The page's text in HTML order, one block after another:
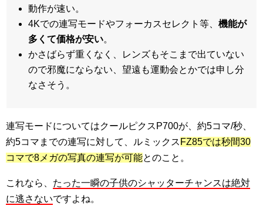
動作が速い。
4Kでの連写モードやフォーカスセレクト等、機能が
多くて価格が安い。
かさばらず重くなく、レンズもそこまで出ていない
ので邪魔にならない、望遠も運動会とかでは申し分
なさそう。
連写モードについてはクールピクスP700が、約5コマ/秒、
約5コマまでの連写に対して、ルミックス FZ85では秒間30
コマで8メガの写真の連写が可能とのこと。
これなら、 たった一瞬の子供のシャッターチャンスは絶対
に逃さないですよね。